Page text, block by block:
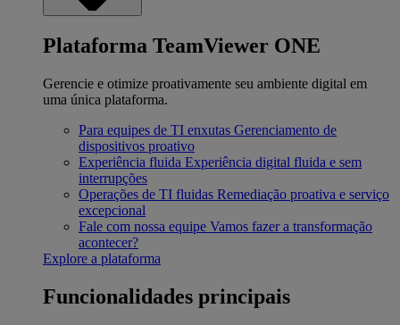
Plataforma TeamViewer ONE
Gerencie e otimize proativamente seu ambiente digital em
uma única plataforma.
Para equipes de TI enxutas Gerenciamento de
dispositivos proativo
Experiência fluida Experiência digital fluida e sem
interrupções
Operações de TI fluidas Remediação proativa e serviço
excepcional
Fale com nossa equipe Vamos fazer a transformação
acontecer?
Explore a plataforma
Funcionalidades principais